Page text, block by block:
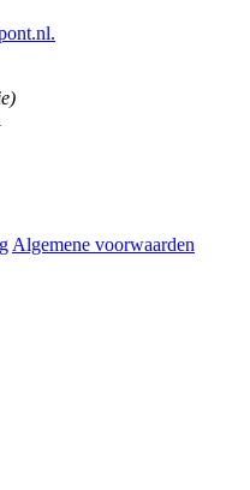
Algemene voorwaarden